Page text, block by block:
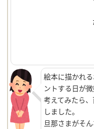
絵本に描かれ
ントする日が
考えてみたら
しました。
旦那さまがそ